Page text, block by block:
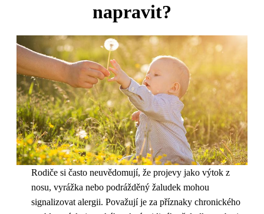
napravit?
Rodiče si často neuvědomují, že projevy jako výtok z
nosu, vyrážka nebo podrážděný žaludek mohou
signalizovat alergii. Považují je za příznaky chronického